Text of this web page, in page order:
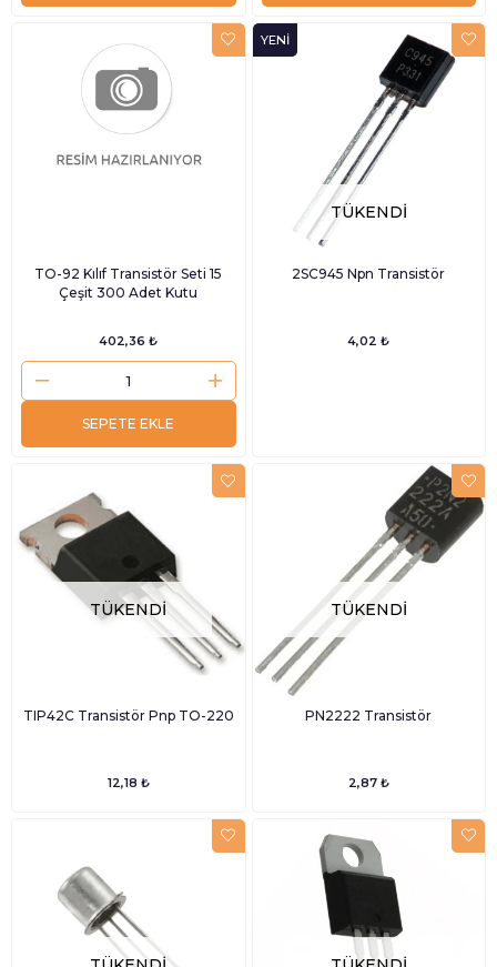
TO-92 Kılıf Transistör Seti 15
Çeşit 300 Adet Kutu
402,36 ₺
SEPETE EKLE
TÜKENDI
2SC945 Npn Transistör
4,02 ₺
YENI
TÜKENDI
TIP42C Transistör Pnp TO-220
12,18 ₺
TÜKENDI
PN2222 Transistör
2,87 ₺